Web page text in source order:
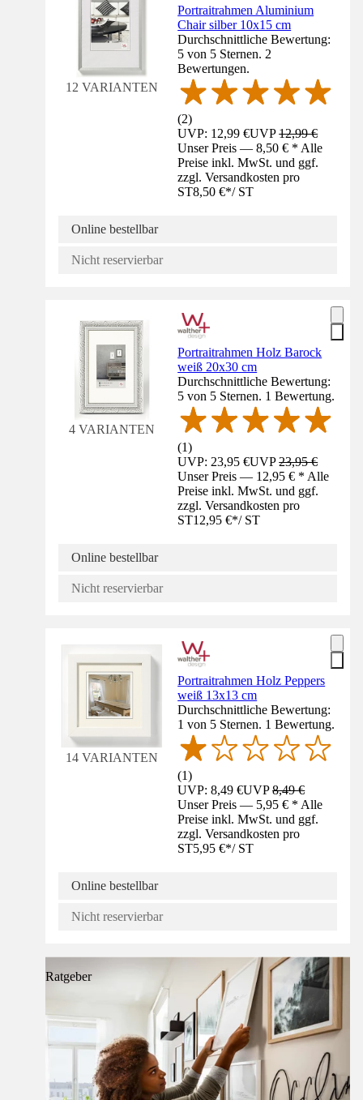
12 VARIANTEN
Portraitrahmen Aluminium
Chair silber 10x15 cm
Durchschnittliche Bewertung:
5 von 5 Sternen. 2
Bewertungen.
(2)
UVP: 12,99 €UVP12,99 €
Unser Preis — 8,50 € * Alle
Preise inkl. MwSt. und ggf.
zzgl. Versandkosten pro
ST8,50 €*/ ST
Online bestellbar
Nicht reservierbar
4 VARIANTEN
Portraitrahmen Holz Barock
weiß 20x30 cm
Durchschnittliche Bewertung:
5 von 5 Sternen. 1 Bewertung.
(1)
UVP: 23,95 €UVP23,95 €
Unser Preis — 12,95 € * Alle
Preise inkl. MwSt. und ggf.
zzgl. Versandkosten pro
ST12,95 €*/ ST
Online bestellbar
Nicht reservierbar
14 VARIANTEN
Portraitrahmen Holz Peppers
weiß 13x13 cm
Durchschnittliche Bewertung:
1 von 5 Sternen. 1 Bewertung.
(1)
UVP: 8,49 €UVP8,49 €
Unser Preis — 5,95 € * Alle
Preise inkl. MwSt. und ggf.
zzgl. Versandkosten pro
ST5,95 €*/ ST
Online bestellbar
Nicht reservierbar
Ratgeber